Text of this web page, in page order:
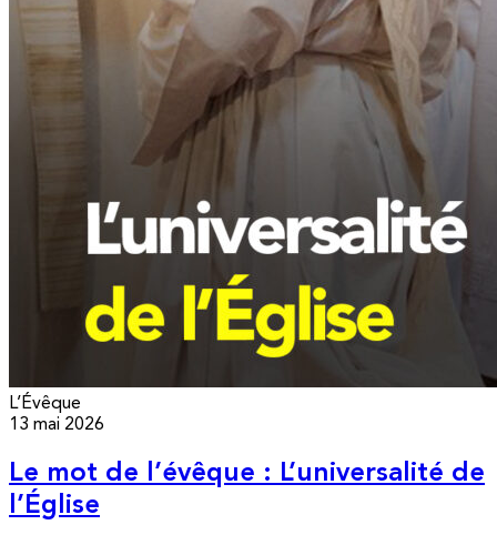
L’Évêque
13 mai 2026
Le mot de l’évêque : L’universalité de
l’Église